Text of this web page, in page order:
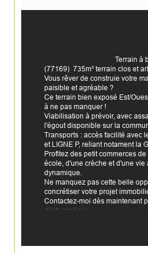
(77169)  735m² terrain clos et
Vous rêver de construie votre
paisible et agréable ?
Ce terrain bien exposé Est/
à ne pas manquer !
Viabilisation à prévoir, avec
l'égout disponible sur la
Transports : accès facilité avec
et LIGNE P, reliant notament la
Profitez des petit commerces
école, d'une crèche et d'une vie
dynamique.
Ne manquez pas cette belle
concrétiser votre projet
Contactez-moi dès maintenant